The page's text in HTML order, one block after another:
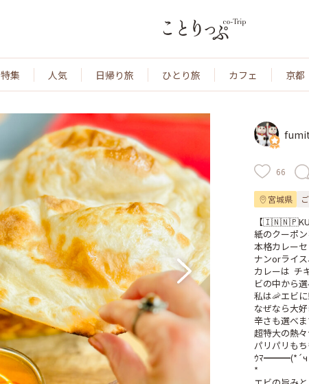
特集 人気 日帰り旅 ひとり旅 カフェ 京都
66
宮城県
【
紙のクーポ
本格カレー
ナンorライ
カレーは  チ
ビの中から選
私は🦐エビ
なぜなら大
辛さも選べ
超特大の熱
パリパリも
ｳﾏ
*